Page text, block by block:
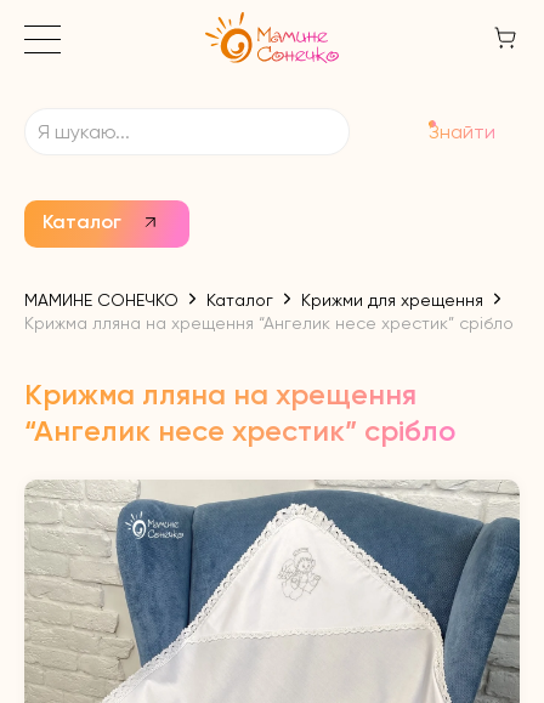
Каталог
Знайти
МАМИНЕ СОНЕЧКО Каталог
Крижми для хрещення
Крижма лляна на хрещення “Ангелик несе хрестик” срібло
Крижма лляна на хрещення
“Ангелик несе хрестик” срібло